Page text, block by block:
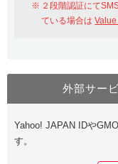
おすすめ One レ
Value
２段階認証にて
ている場合は
外部サー
Yahoo! JAPAN IDや
す。